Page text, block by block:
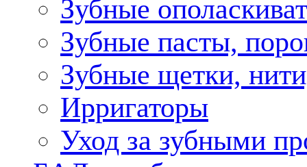
Зубные
Зубные пасты,
Зубные щетки,
Ирригаторы
Уход за зубными